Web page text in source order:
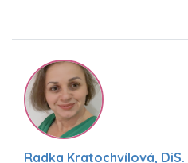
Radka Kratochvílová, DiS.